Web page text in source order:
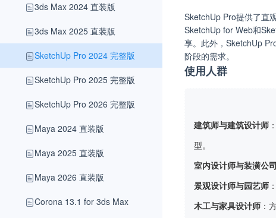
3ds Max 2024 直装版
3ds Max 2025 直装版
SketchUp Pro 2024 完整版
SketchUp Pro 2025 完整版
SketchUp Pro 2026 完整版
Maya 2024 直装版
Maya 2025 直装版
Maya 2026 直装版
Corona 13.1 for 3ds Max
SketchUp Pro提供了直
SketchUp for Web和
享。此外，SketchUp
阶段的需求。
使用人群
建筑师与建筑设计师
型。
室内设计师与装潢公司
景观设计师与园艺师
木工与家具设计师 ：